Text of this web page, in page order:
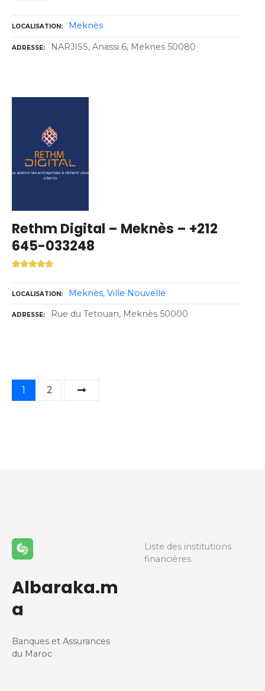
LOCALISATION Meknès
ADRESSE NARJISS, Anassi 6, Meknes 50080
Rethm Digital – Meknès – +212
645-033248
LOCALISATION Meknès Ville Nouvelle
ADRESSE Rue du Tetouan, Meknès 50000
N
t
i
o
n
d
e
1 2
Albaraka.m
a
Banques et Assurances
du Maroc
Liste des institutions
financières